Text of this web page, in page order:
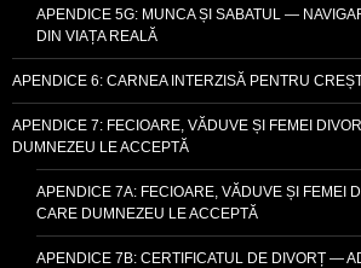
APENDICE 5G: MUNCA ȘI SABATUL —
DIN VIAȚA REALĂ
APENDICE 6: CARNEA INTERZISĂ PENTRU
APENDICE 7: FECIOARE, VĂDUVE ȘI FEMEI
DUMNEZEU LE ACCEPTĂ
APENDICE 7A: FECIOARE, VĂDUVE ȘI FEMEI
CARE DUMNEZEU LE ACCEPTĂ
APENDICE 7B: CERTIFICATUL DE DIVORȚ —